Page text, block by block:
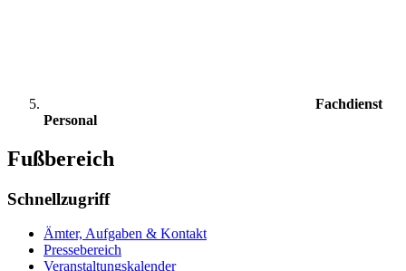
Fachdienst
Personal
Fußbereich
Schnellzugriff
Ämter, Aufgaben & Kontakt
Pressebereich
Veranstaltungskalender